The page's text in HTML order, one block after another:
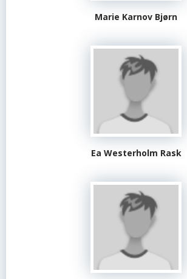
Marie Karnov Bjørn
Ea Westerholm Rask